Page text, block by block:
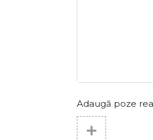
Adaugă poze